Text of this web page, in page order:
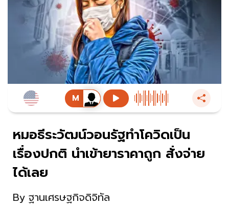
หมอธีระวัฒน์วอนรัฐทำโควิดเป็น
เรื่องปกติ นำเข้ายาราคาถูก สั่งจ่าย
ได้เลย
By ฐานเศรษฐกิจดิจิทัล